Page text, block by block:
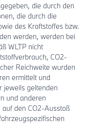
die durch den
die durch die
des Kraftstoffes bzw.
werden, werden bei
WLTP nicht
CO2-
Reichweite wurden
ermittelt und
jeweils geltenden
und anderen
den CO2-Ausstoß